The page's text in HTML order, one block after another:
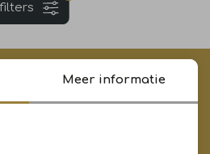
filters
aankoop?
updates en ontvang gelijk €5,-
acties
Meer informatie